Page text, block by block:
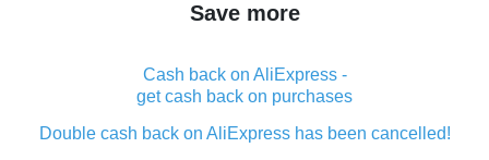
Save more
Cash back on AliExpress -
get cash back on purchases
Double cash back on AliExpress has been cancelled!